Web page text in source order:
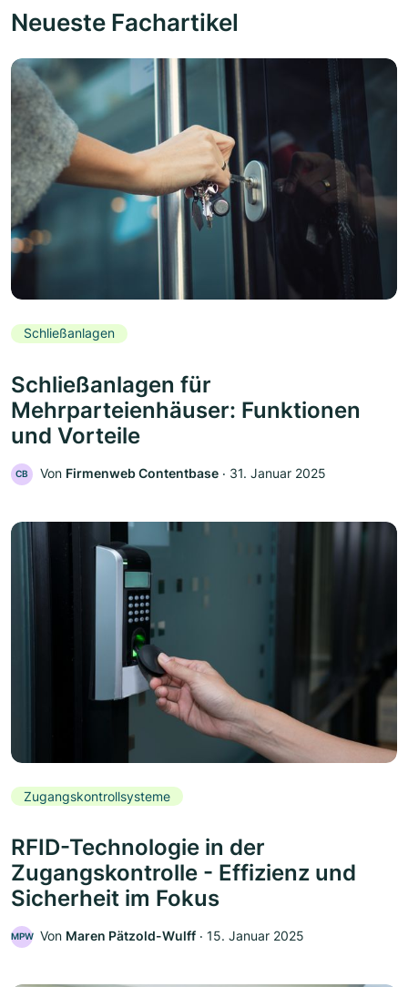
Neueste Fachartikel
Schließanlagen
Schließanlagen für
Mehrparteienhäuser: Funktionen
und Vorteile
CB Von Firmenweb Contentbase ‧ 31. Januar 2025
Zugangskontrollsysteme
RFID-Technologie in der
Zugangskontrolle - Effizienz und
Sicherheit im Fokus
MPW Von Maren Pätzold-Wulff ‧ 15. Januar 2025